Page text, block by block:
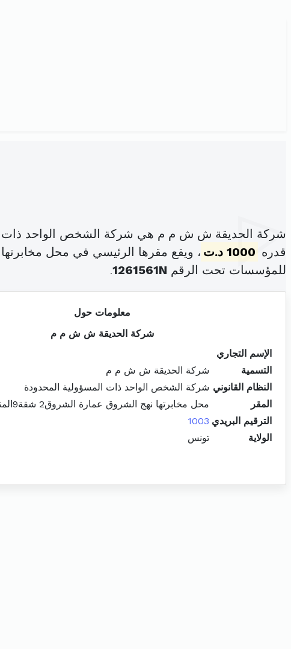
شركة الحديقة ش ش م م هي شركة الشخص الواحد ذات
قدره 1000 د.ت ، ويقع مقرها الرئيسي في محل مخابرتها نهج الشروق
للمؤسسات تحت الرقم 1261561N
.
معلومات حول
شركة الحديقة ش ش م م
الإسم التجاري
التسمية
شركة الحديقة ش ش م م
النظام القانوني شركة الشخص الواحد ذات المسؤولية المحدودة
المقر
محل مخابرتها نهج الشروق عمارة الشروق2 شقة9المنزه1 حي الخضراء
الترقيم البريدي 1003
الولاية
تونس